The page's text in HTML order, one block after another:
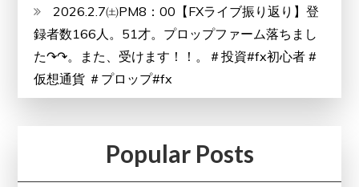
2026.2.7㈯PM8：00【FXライブ振り返り】登
録者数166人。51才。プロップファーム落ちまし
た↷↷。また、受けます！！。＃投資#fx初心者 #
仮想通貨 ＃プロップ#fx
Popular Posts